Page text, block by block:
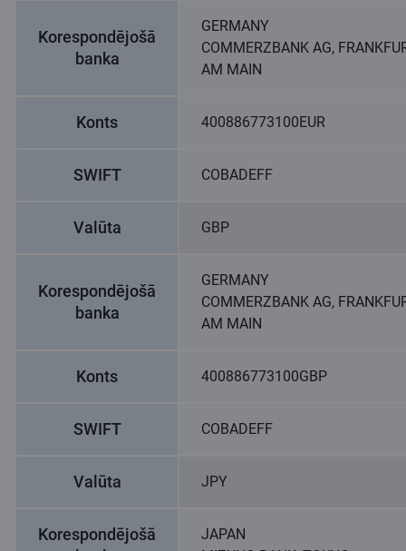
Korespondējošā
banka
GERMANY
COMMERZBANK AG,
AM MAIN
Konts 400886773100EUR
SWIFT COBADEFF
Valūta GBP
Korespondējošā
banka
GERMANY
COMMERZBANK AG,
AM MAIN
Konts 400886773100GBP
SWIFT COBADEFF
Valūta JPY
Korespondējošā
JAPAN